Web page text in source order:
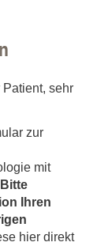
sehr
zur
mit
Bitte
Ihren
hier direkt